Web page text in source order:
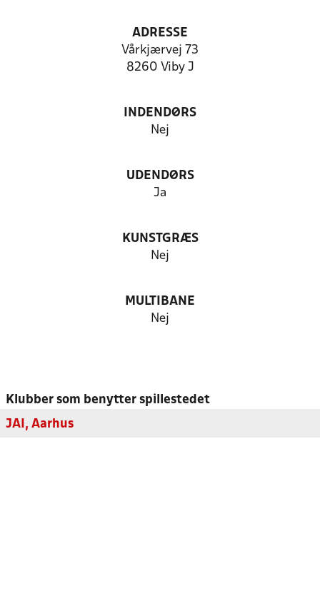
ADRESSE
Vårkjærvej 73
8260 Viby J
INDENDØRS
Nej
UDENDØRS
Ja
KUNSTGRÆS
Nej
MULTIBANE
Nej
Klubber som benytter spillestedet
JAI, Aarhus